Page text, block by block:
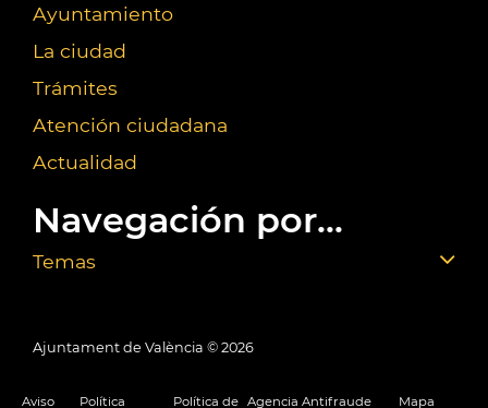
Ayuntamiento
La ciudad
Trámites
Atención ciudadana
Actualidad
Navegación por...
Temas
Ajuntament de València © 2026
Aviso Política Política de Agencia Antifraude Mapa